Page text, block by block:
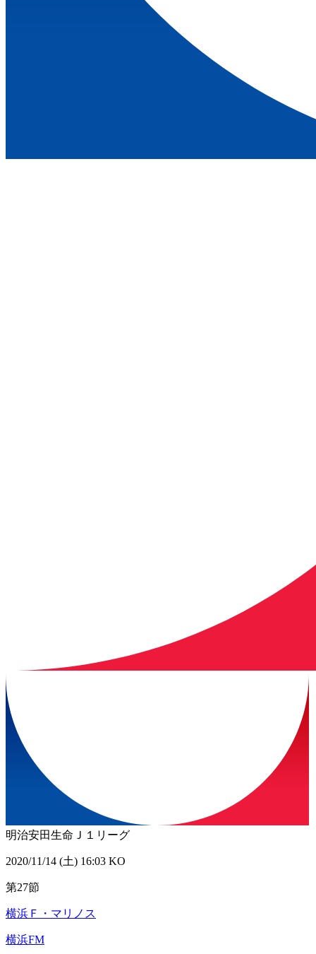
明治安田生命Ｊ１リーグ
2020/11/14 (土) 16:03 KO
第27節
横浜Ｆ・マリノス
横浜FM